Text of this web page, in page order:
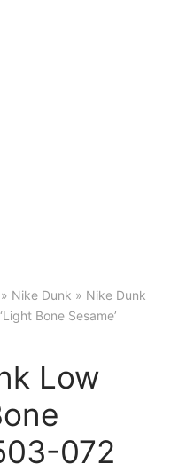
» Nike Dunk » Nike Dunk
Bone Sesame’
Low
072